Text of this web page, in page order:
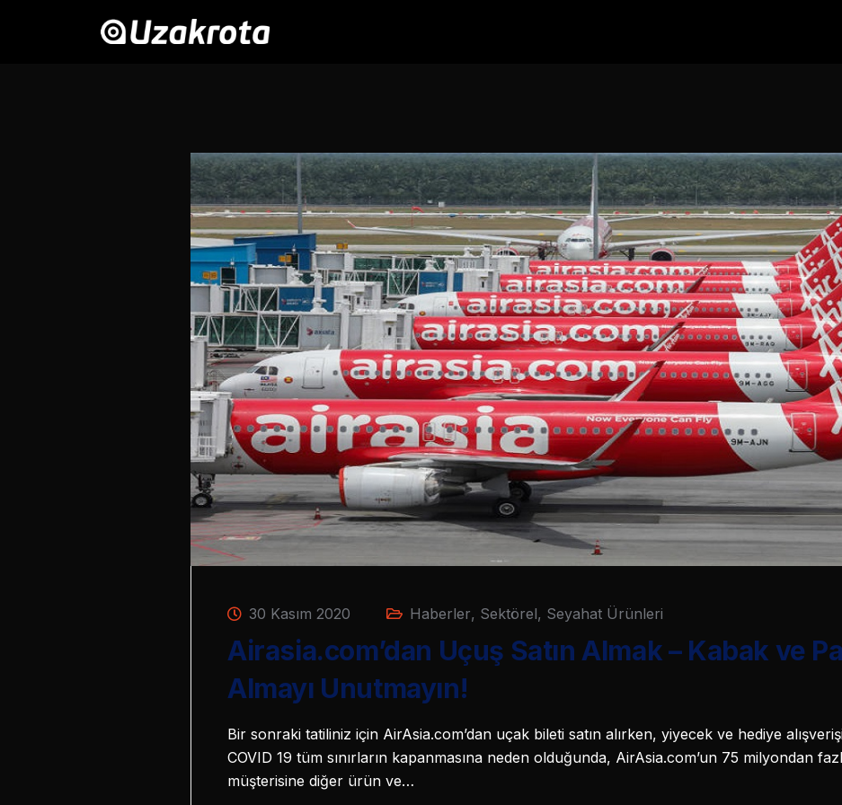
30 Kasım 2020 Haberler, Sektörel, Seyahat Ürünleri
Airasia.com’dan Uçuş Satın Almak – Kabak ve
Almayı Unutmayın!
Bir sonraki tatiliniz için AirAsia.com’dan uçak bileti satın alırken, yiyecek ve hediye
COVID 19 tüm sınırların kapanmasına neden olduğunda, AirAsia.com’un 75 milyondan
müşterisine diğer ürün ve…